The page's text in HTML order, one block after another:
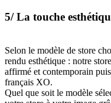
5/ La touche
Selon le modèle de store
rendu esthétique : notre
affirmé et contemporain
français XO.
Quel que soit le modèle